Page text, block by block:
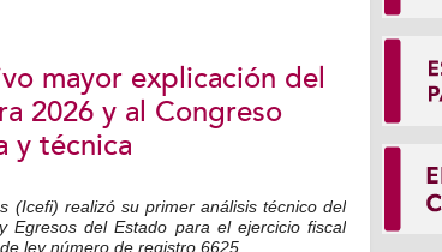
mayor explicación del
2026 y al Congreso
y técnica
(Icefi) realizó su primer análisis técnico del
Egresos del Estado para el ejercicio fiscal
ley número de registro 6625.